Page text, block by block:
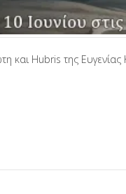
και Hubris της Ευγενίας